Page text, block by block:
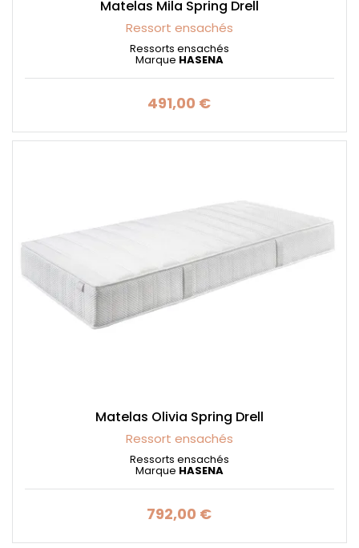
Matelas Mila Spring Drell
Ressort ensachés
Ressorts ensachés
Marque HASENA
Prix
491,00 €
Matelas Olivia Spring Drell
Ressort ensachés
Ressorts ensachés
Marque HASENA
Prix
792,00 €